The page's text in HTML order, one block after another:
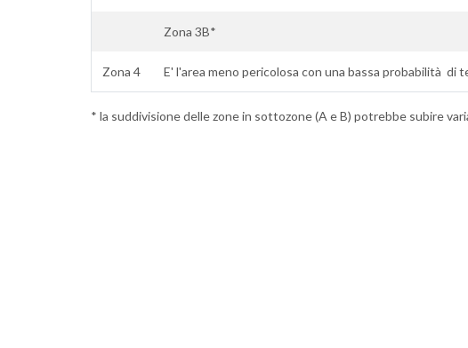
Zona 3B*
Zona 4 E' l'area meno pericolosa con una bassa probabilità di
* la suddivisione delle zone in sottozone (A e B) potrebbe subire